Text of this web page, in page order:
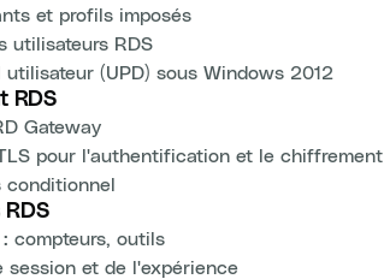
et profils imposés
utilisateurs RDS
(UPD) sous Windows 2012
RDS
Gateway
pour l'authentification et le chiffrement
conditionnel
compteurs, outils
session et de l'expérience